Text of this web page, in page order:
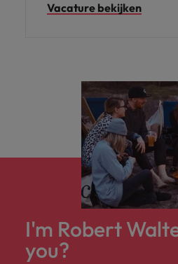
organisatorische
Vacature bekijken
I'm Robert
you?